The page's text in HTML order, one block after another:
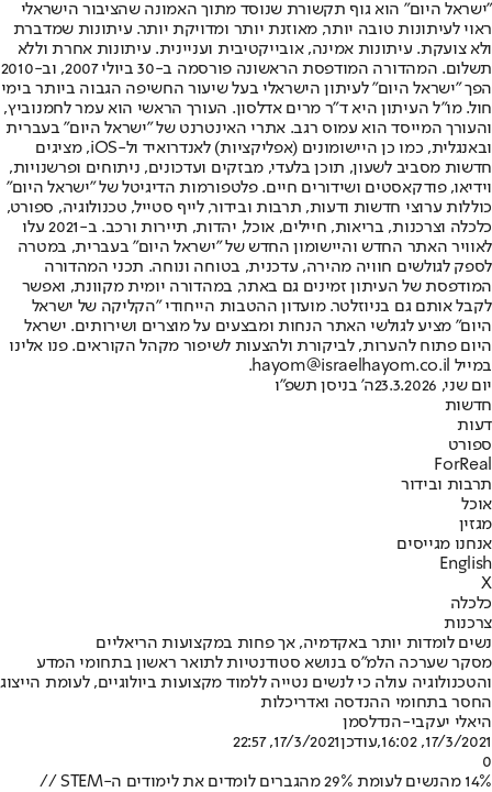
"ישראל היום" הוא גוף תקשורת שנוסד מתוך האמונה שהציבור הישראלי
ראוי לעיתונות טובה יותר, מאוזנת יותר ומדויקת יותר. עיתונות שמדברת
ולא צועקת. עיתונות אמינה, אובייקטיבית ועניינית. עיתונות אחרת וללא
תשלום. המהדורה המודפסת הראשונה פורסמה ב-30 ביולי 2007, וב-2010
הפך "ישראל היום" לעיתון הישראלי בעל שיעור החשיפה הגבוה ביותר בימי
חול. מו"ל העיתון היא ד"ר מרים אדלסון. העורך הראשי הוא עמר לחמנוביץ,
והעורך המייסד הוא עמוס רגב. אתרי האינטרנט של "ישראל היום" בעברית
ובאנגלית, כמו כן היישומונים (אפליקציות) לאנדרואיד ול-iOS, מציגים
חדשות מסביב לשעון, תוכן בלעדי, מבזקים ועדכונים, ניתוחים ופרשנויות,
וידיאו, פודקאסטים ושידורים חיים. פלטפורמות הדיגיטל של "ישראל היום"
כוללות ערוצי חדשות ודעות, תרבות ובידור, לייף סטייל, טכנולוגיה, ספורט,
כלכלה וצרכנות, בריאות, חיילים, אוכל, יהדות, תיירות ורכב. ב-2021 עלו
לאוויר האתר החדש והיישומון החדש של "ישראל היום" בעברית, במטרה
לספק לגולשים חוויה מהירה, עדכנית, בטוחה ונוחה. תכני המהדורה
המודפסת של העיתון זמינים גם באתר, במהדורה יומית מקוונת, ואפשר
לקבל אותם גם בניוזלטר. מועדון ההטבות הייחודי "הקליקה של ישראל
היום" מציע לגולשי האתר הנחות ומבצעים על מוצרים ושירותים. ישראל
היום פתוח להערות, לביקורת ולהצעות לשיפור מקהל הקוראים. פנו אלינו
במייל hayom@israelhayom.co.il.
יום שני, 23.3.2026
ה' בניסן תשפ"ו
חדשות
דעות
ספורט
ForReal
תרבות ובידור
אוכל
מגזין
אנחנו מגייסים
English
X
כלכלה
צרכנות
נשים לומדות יותר באקדמיה, אך פחות במקצועות הריאליים
מסקר שערכה הלמ"ס בנושא סטודנטיות לתואר ראשון בתחומי המדע
והטכנולוגיה עולה כי לנשים נטייה ללמוד מקצועות ביולוגיים, לעומת הייצוג
החסר בתחומי ההנדסה ואדריכלות
היאלי יעקבי-הנדלסמן
17/3/2021, 16:02
,עודכן17/3/2021, 22:57
0
14% מהנשים לעומת 29% מהגברים לומדים את לימודים ה-STEM //